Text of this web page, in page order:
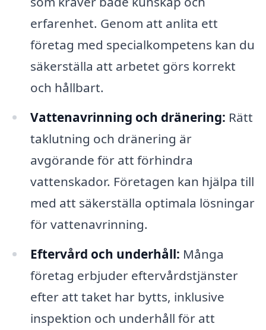
erfarenhet. Genom att anlita ett
företag med specialkompetens kan du
säkerställa att arbetet görs korrekt
och hållbart.
Vattenavrinning och dränering: Rätt
taklutning och dränering är
avgörande för att förhindra
vattenskador. Företagen kan hjälpa till
med att säkerställa optimala lösningar
för vattenavrinning.
Eftervård och underhåll: Många
företag erbjuder eftervårdstjänster
efter att taket har bytts, inklusive
inspektion och underhåll för att